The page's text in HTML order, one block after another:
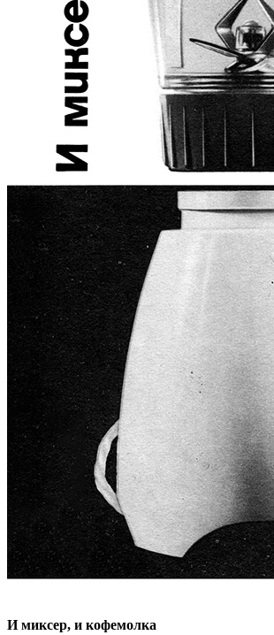
И миксер, и кофемолка